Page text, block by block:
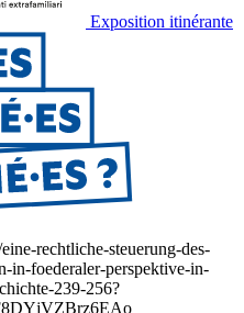
Exposition itinérante
rechtliche-steuerung-des-
in-foederaler-perspektive-in-
239-256?